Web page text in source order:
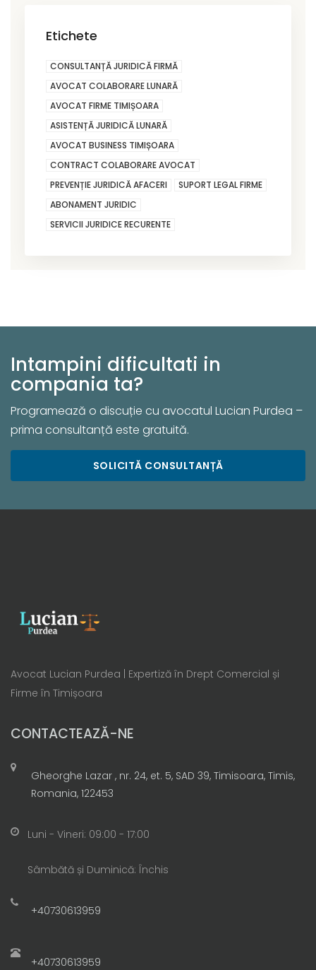
Etichete
CONSULTANȚĂ JURIDICĂ FIRMĂ
AVOCAT COLABORARE LUNARĂ
AVOCAT FIRME TIMIȘOARA
ASISTENȚĂ JURIDICĂ LUNARĂ
AVOCAT BUSINESS TIMIȘOARA
CONTRACT COLABORARE AVOCAT
PREVENȚIE JURIDICĂ AFACERI
SUPORT LEGAL FIRME
ABONAMENT JURIDIC
SERVICII JURIDICE RECURENTE
Intampini dificultati in
compania ta?
Programează o discuție cu avocatul Lucian Purdea –
prima consultanță este gratuită.
SOLICITĂ CONSULTANȚĂ
Avocat Lucian Purdea | Expertiză în Drept Comercial și
Firme în Timișoara
CONTACTEAZĂ-NE
Gheorghe Lazar , nr. 24, et. 5, SAD 39, Timisoara, Timis,
Romania, 122453
Luni - Vineri: 09:00 - 17:00
Sâmbătă și Duminică: Închis
+40730613959
+40730613959